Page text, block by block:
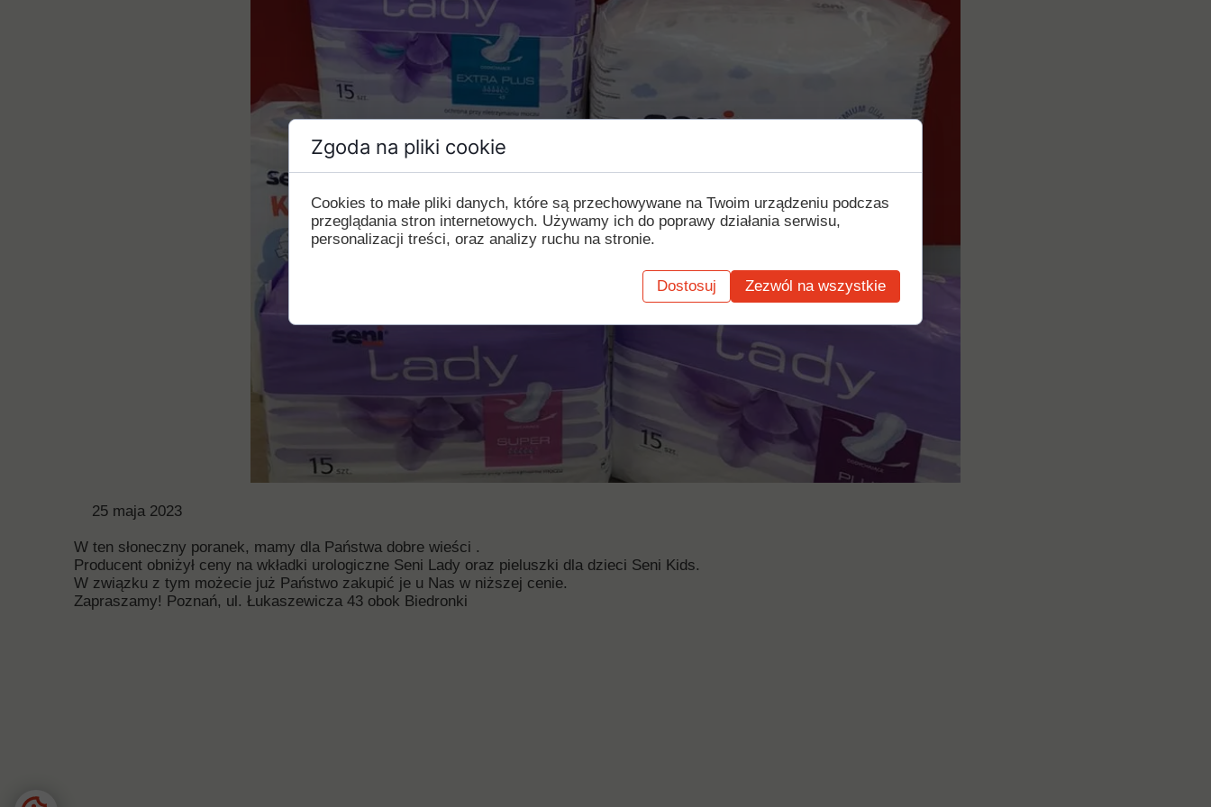
25 maja 2023
W ten słoneczny poranek, mamy dla Państwa dobre wieści .
Producent obniżył ceny na wkładki urologiczne Seni Lady oraz pieluszki dla dzieci Seni Kids.
W związku z tym możecie już Państwo zakupić je u Nas w niższej cenie.
Zapraszamy! Poznań, ul. Łukaszewicza 43 obok Biedronki
Zgoda na pliki cookie
Cookies to małe pliki danych, które są przechowywane na Twoim urządzeniu podczas
przeglądania stron internetowych. Używamy ich do poprawy działania serwisu,
personalizacji treści, oraz analizy ruchu na stronie.
Dostosuj Zezwól na wszystkie